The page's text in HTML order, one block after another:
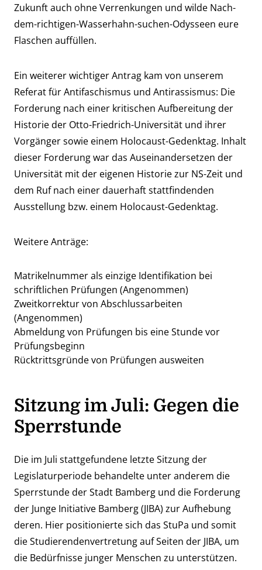
Zukunft auch ohne Verrenkungen und wilde Nach-
dem-richtigen-Wasserhahn-suchen-Odysseen eure
Flaschen auffüllen.
Ein weiterer wichtiger Antrag kam von unserem
Referat für Antifaschismus und Antirassismus: Die
Forderung nach einer kritischen Aufbereitung der
Historie der Otto-Friedrich-Universität und ihrer
Vorgänger sowie einem Holocaust-Gedenktag. Inhalt
dieser Forderung war das Auseinandersetzen der
Universität mit der eigenen Historie zur NS-Zeit und
dem Ruf nach einer dauerhaft stattfindenden
Ausstellung bzw. einem Holocaust-Gedenktag.
Weitere Anträge:
Matrikelnummer als einzige Identifikation bei
schriftlichen Prüfungen (Angenommen)
Zweitkorrektur von Abschlussarbeiten
(Angenommen)
Abmeldung von Prüfungen bis eine Stunde vor
Prüfungsbeginn
Rücktrittsgründe von Prüfungen ausweiten
Sitzung im Juli: Gegen die
Sperrstunde
Die im Juli stattgefundene letzte Sitzung der
Legislaturperiode behandelte unter anderem die
Sperrstunde der Stadt Bamberg und die Forderung
der Junge Initiative Bamberg (JIBA) zur Aufhebung
deren. Hier positionierte sich das StuPa und somit
die Studierendenvertretung auf Seiten der JIBA, um
die Bedürfnisse junger Menschen zu unterstützen.